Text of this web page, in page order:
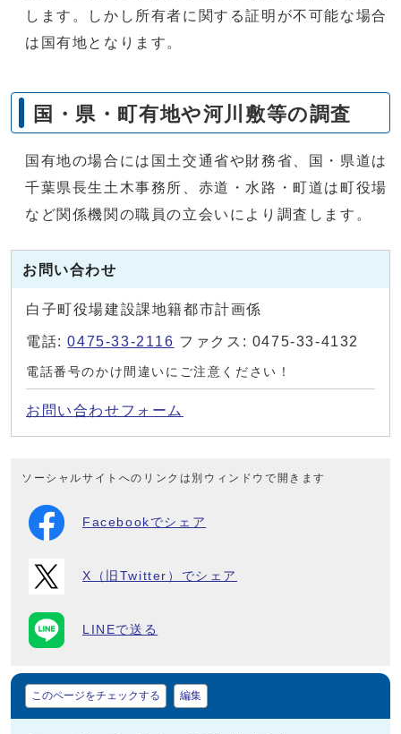
します。しかし所有者に関する証明が不可能な場合
は国有地となります。
国・県・町有地や河川敷等の調査
国有地の場合には国土交通省や財務省、国・県道は
千葉県長生土木事務所、赤道・水路・町道は町役場
など関係機関の職員の立会いにより調査します。
お問い合わせ
白子町役場建設課地籍都市計画係
電話:0475-33-2116 ファクス: 0475-33-4132
電話番号のかけ間違いにご注意ください！
お問い合わせフォーム
ソーシャルサイトへのリンクは別ウィンドウで開きます
Facebookでシェア
X（旧Twitter）でシェア
LINEで送る
マイページ
このページをチェックする 編集